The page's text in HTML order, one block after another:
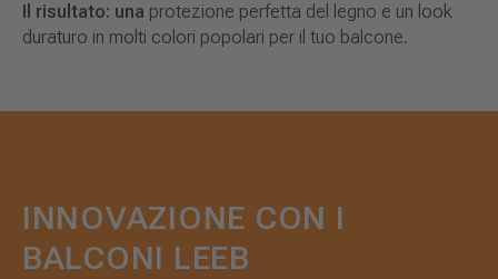
Il risultato: una protezione perfetta del legno e un look
duraturo in molti colori popolari per il tuo balcone.
INNOVAZIONE CON I
BALCONI LEEB